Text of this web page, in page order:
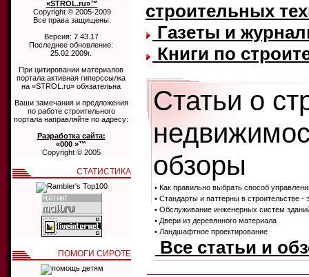
строительных
Газеты и
Книги по
Статьи о
обзоры
• Как правильно выбрать способ
• Стандарты и паттерны в строительстве
• Обслуживание инженерных систем
• Двери из деревянного материала
• Ландшафтное проектирование
Все статьи и
«STROL.ru»™
Copyright © 2005-2009
Все права защищены.
Версия: 7.43.17
Последнее обновление:
25.02.2009г.
При цитировании материалов
портала активная гиперссылка
на «STROL.ru» обязательна
Ваши замечания и предложения
по работе строительного
портала направляйте по адресу:
Разработка сайта:
«000 »™
Copyright © 2005
СТАТИСТИКА
ПОМОГИ СИРОТЕ